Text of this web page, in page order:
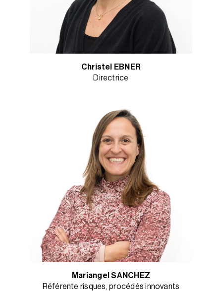
Christel EBNER
Directrice
Mariangel SANCHEZ
Référente risques, procédés innovants​